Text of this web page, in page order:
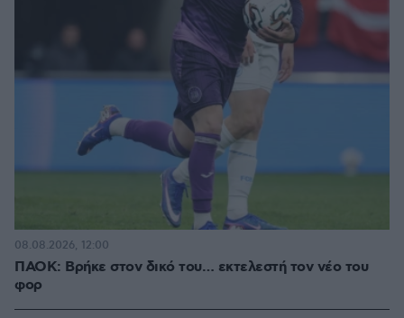
ΠΑΟΚ: Βρήκε στον δικό του… εκτελεστή τον νέο του
φορ
08.08.2026, 12:00